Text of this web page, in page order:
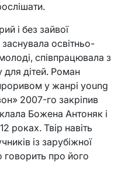
і без зайвої
освітньо-
співпрацювала з
для дітей. Роман
у жанрі young
2007-го закріпив
Божена Антоняк і
роках. Твір навіть
із зарубіжної
говорить про його